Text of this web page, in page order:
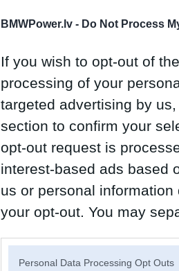
BMWPower.lv - Do Not Process
If you wish to opt-out of
processing of your
targeted advertising by
section to confirm your
opt-out request is
interest-based ads based
us or personal
your opt-out. You may
Personal Data Processing Opt Outs